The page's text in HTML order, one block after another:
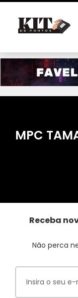
MPC
Receba
Não perca